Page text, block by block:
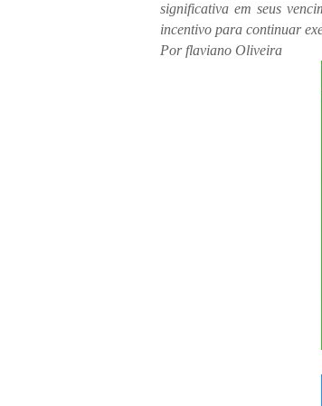
significativa em seus
incentivo para continuar
Por flaviano Oliveira